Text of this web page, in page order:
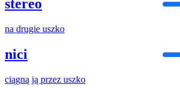
stereo
na drugie uszko
nici
ciągną ją przez uszko